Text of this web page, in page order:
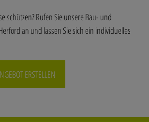
schützen? Rufen Sie unsere Bau- und
an und lassen Sie sich ein individuelles
ERSTELLEN